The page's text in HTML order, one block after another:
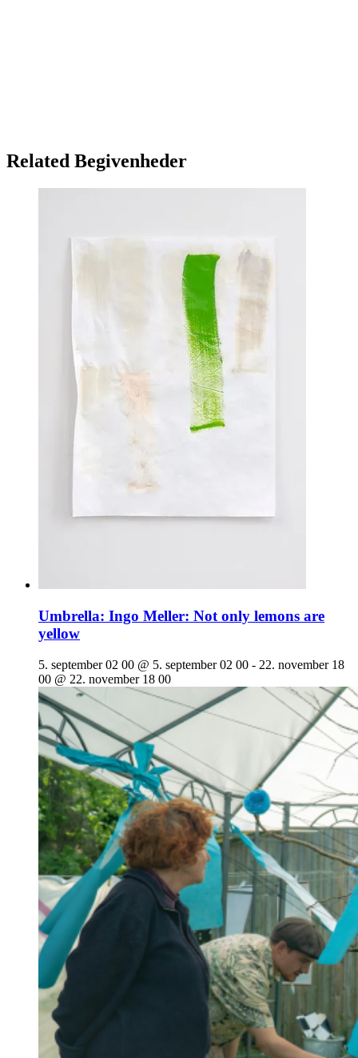
Related Begivenheder
Umbrella: Ingo Meller: Not only lemons are
yellow
5. september 02 00 @ 5. september 02 00 - 22. november 18
00 @ 22. november 18 00